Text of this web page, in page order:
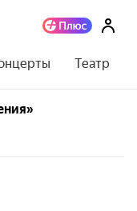
Театр